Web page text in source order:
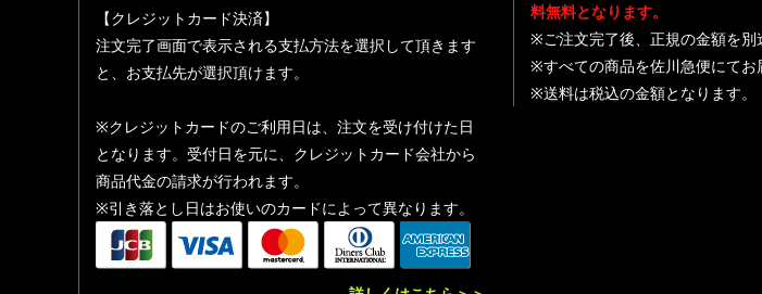
【クレジットカード決済】
注文完了画面で表示される支払方法を選択して頂きます
と、お支払先が選択頂けます。
※クレジットカードのご利用日は、注文を受け付けた日
となります。受付日を元に、クレジットカード会社から
商品代金の請求が行われます。
※引き落とし日はお使いのカードによって異なります。
料無料となります。
※ご注文完了後、正規の金額を別
※すべての商品を佐川急便にてお
※送料は税込の金額となります。